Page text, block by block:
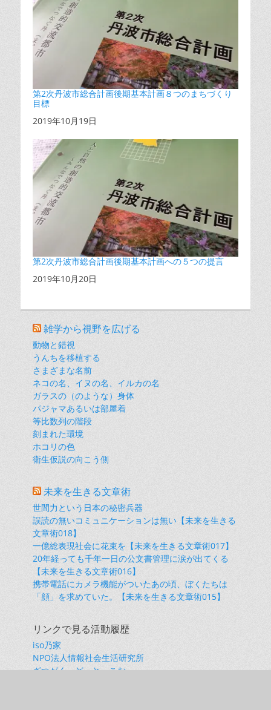
第2次丹波市総合計画後期基本計画８つのまちづくり
目標
日付
2019年10月19日
第2次丹波市総合計画後期基本計画への５つの提言
日付
2019年10月20日
雑学から視野を広げる
動物と錯視
うんちを移植する
さまざまな名前
ネコの名、イヌの名、イルカの名
ガラスの（のような）身体
パジャマあるいは部屋着
等比数列の階段
刻まれた環境
ホコリの色
衛生仮説の向こう側
未来を生きる文章術
世間力という日本の秘密兵器
誤読の無いコミュニケーションは無い【未来を生きる
文章術018】
一億総表現社会に花束を【未来を生きる文章術017】
20年経っても千年一日の公文書管理に涙が出てくる
【未来を生きる文章術016】
携帯電話にカメラ機能がついたあの頃、ぼくたちは
「顔」を求めていた。【未来を生きる文章術015】
リンクで見る活動履歴
iso乃家
NPO法人情報社会生活研究所
ざつがく・どっと・こむ